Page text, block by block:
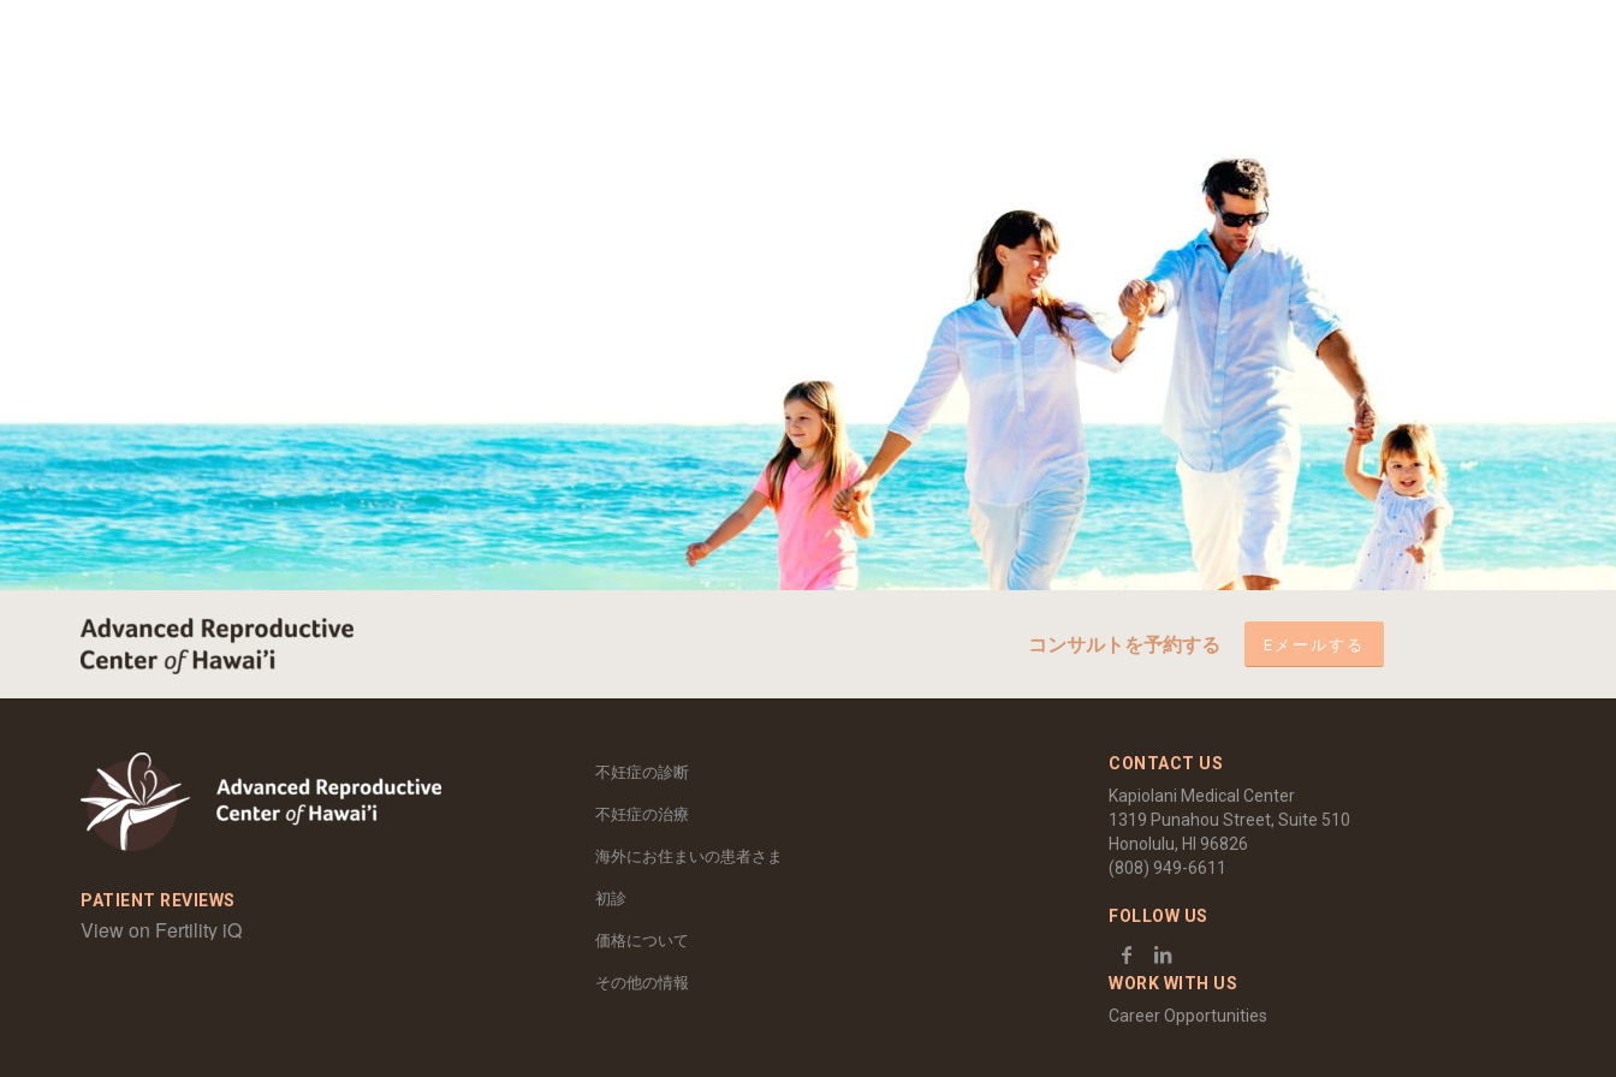
コンサルトを予約する Eメールする
PATIENT REVIEWS
View on Fertility iQ
不妊症の診断
不妊症の治療
海外にお住まいの患者さま
初診
価格について
その他の情報
CONTACT US
Kapiolani Medical Center
1319 Punahou Street, Suite 510
Honolulu, HI 96826
(808) 949-6611
FOLLOW US
WORK WITH US
Career Opportunities